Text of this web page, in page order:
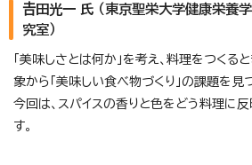
𠮷田光一 氏 （東京聖栄大学健康栄養
究室）
「美味しさとは何か」を考え、料理をつくる
象から「美味しい食べ物づくり」の課題を見
今回は、スパイスの香りと色をどう料理に
す。